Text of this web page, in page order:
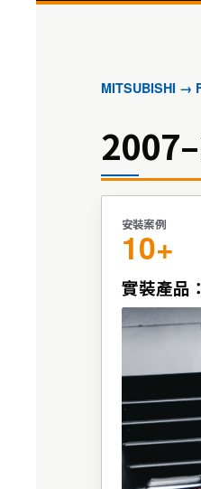
MITSUBISHI →
安裝案例
10+
實裝產品：